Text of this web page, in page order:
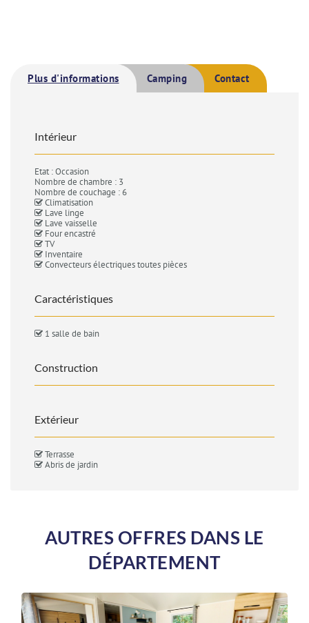
Plus d'informations Camping Contact
Intérieur
Etat : Occasion
Nombre de chambre : 3
Nombre de couchage : 6
Climatisation
Lave linge
Lave vaisselle
Four encastré
TV
Inventaire
Convecteurs électriques toutes pièces
Caractéristiques
1 salle de bain
Construction
Extérieur
Terrasse
Abris de jardin
AUTRES OFFRES DANS LE
DÉPARTEMENT